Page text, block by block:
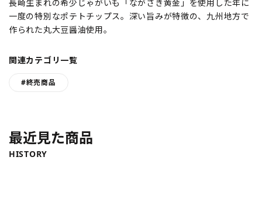
長崎生まれの希少じゃがいも「ながさき黄金」を使用した年に
一度の特別なポテトチップス。深い旨みが特徴の、九州地方で
作られた丸大豆醤油使用。
関連カテゴリ一覧
#終売商品
最近見た商品
HISTORY